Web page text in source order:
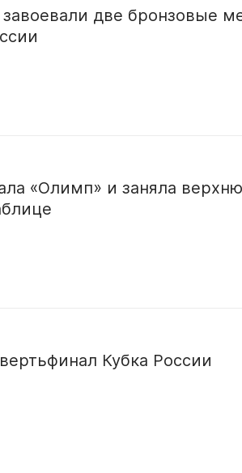
две бронзовые
«Олимп» и заняла
Кубка России